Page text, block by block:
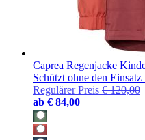
Caprea Regenjacke
Schützt ohne den
Regulärer Preis € 120,00
ab € 84,00